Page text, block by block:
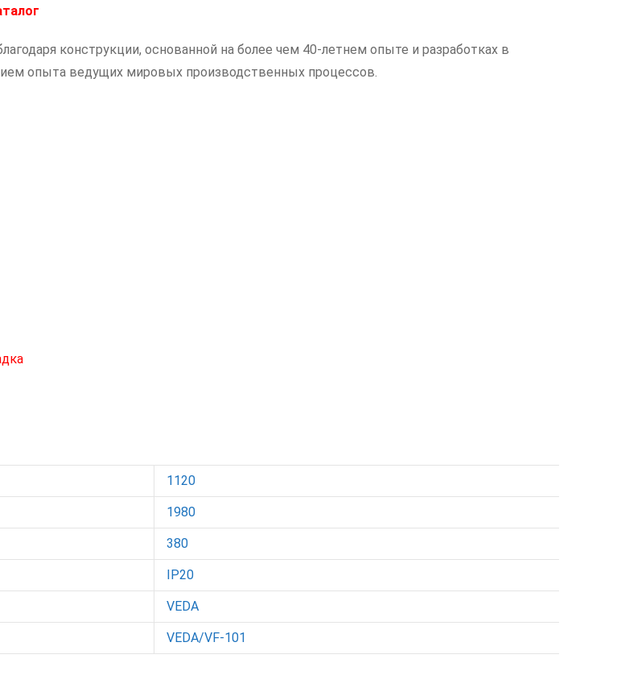
преобразователь
1120
кВт
конструкции, основанной на более чем 40-летнем опыте и разработках в
опыта ведущих мировых производственных процессов.
1120
1980
380
IP20
VEDA
VEDA/VF-101